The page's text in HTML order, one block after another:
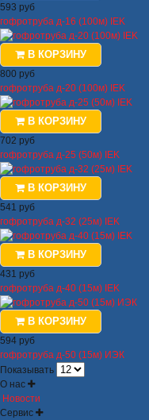
593 руб
гофротруба д-16 (100м) IEK
В КОРЗИНУ
800 руб
гофротруба д-20 (100м) IEK
В КОРЗИНУ
702 руб
гофротруба д-25 (50м) IEK
В КОРЗИНУ
541 руб
гофротруба д-32 (25м) IEK
В КОРЗИНУ
431 руб
гофротруба д-40 (15м) IEK
В КОРЗИНУ
594 руб
гофротруба д-50 (15м) ИЭК
Показывать
О нас
Новости
Сервис